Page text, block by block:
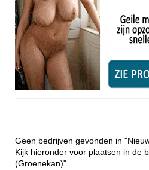
Geen bedrijven gevonden in
Kijk hieronder voor plaatsen in de
(Groenekan)".